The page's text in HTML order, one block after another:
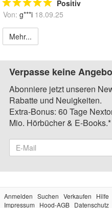
Positiv
Von: g***i 18.09.25
Mehr...
Verpasse keine
Abonniere jetzt unseren
Rabatte und Neuigkeiten.
Extra-Bonus: 60 Tage
Mio. Hörbücher & E-Books.*
Anmelden Suchen Verkaufen
Hilfe
Impressum
Hood-AGB Datenschutz